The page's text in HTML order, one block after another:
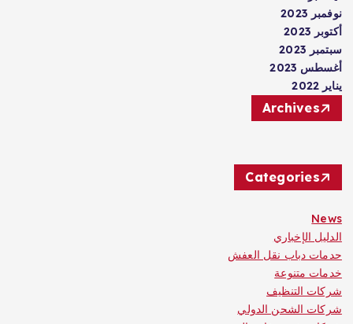
نوفمبر 2023
أكتوبر 2023
سبتمبر 2023
أغسطس 2023
يناير 2022
Archives
Categories
News
الدليل الإخباري
حدمات دباب نقل العفش
خدمات متنوعة
شركات التنظيف
شركات الشحن الدولي